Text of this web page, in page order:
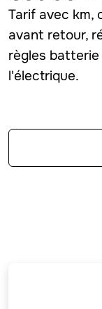
Tarif avec km,
avant retour,
règles
l'électrique.